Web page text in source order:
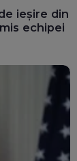
ieșire din
echipei